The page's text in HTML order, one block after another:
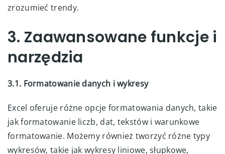
zrozumieć trendy.
3. Zaawansowane funkcje i
narzędzia
3.1. Formatowanie danych i wykresy
Excel oferuje różne opcje formatowania danych, takie
jak formatowanie liczb, dat, tekstów i warunkowe
formatowanie. Możemy również tworzyć różne typy
wykresów, takie jak wykresy liniowe, słupkowe,